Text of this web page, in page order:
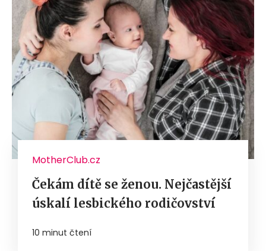
MotherClub.cz
Čekám dítě se ženou. Nejčastější
úskalí lesbického rodičovství
10 minut čtení